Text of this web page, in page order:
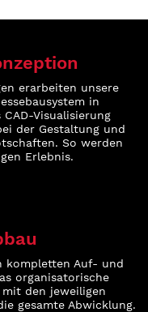
erarbeiten unsere
in
Visualisierung
der Gestaltung und
So werden
Erlebnis.
kompletten Auf- und
organisatorische
den jeweiligen
gesamte Abwicklung.